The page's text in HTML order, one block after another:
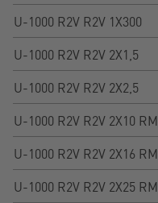
U-1000 R2V R2V 1X300
U-1000 R2V R2V 2X1,5
U-1000 R2V R2V 2X2,5
U-1000 R2V R2V 2X10 RM
U-1000 R2V R2V 2X16 RM
U-1000 R2V R2V 2X25 RM